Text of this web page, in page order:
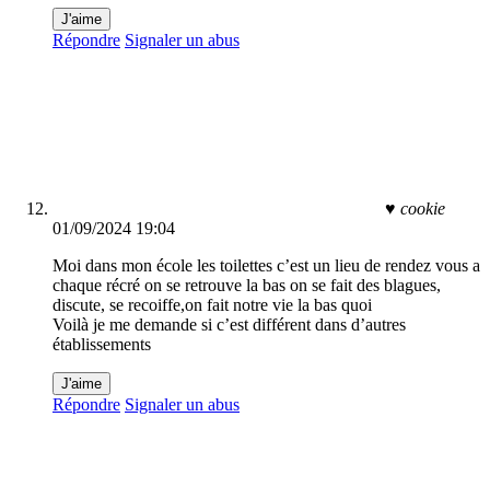
J'aime
Répondre Signaler un abus
♥️ cookie
01/09/2024 19:04
Moi dans mon école les toilettes c’est un lieu de rendez vous a
chaque récré on se retrouve la bas on se fait des blagues,
discute, se recoiffe,on fait notre vie la bas quoi
Voilà je me demande si c’est différent dans d’autres
établissements
J'aime
Répondre Signaler un abus